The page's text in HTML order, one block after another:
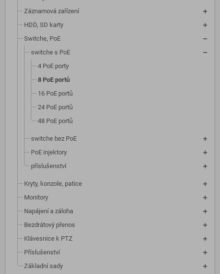
Záznamová zařízení
HDD, SD karty
Switche, PoE
switche s PoE
4 PoE porty
8 PoE portů
16 PoE portů
24 PoE portů
48 PoE portů
switche bez PoE
PoE injektory
příslušenství
Kryty, konzole, patice
Monitory
Napájení a záloha
Bezdrátový přenos
Klávesnice k PTZ
Příslušenství
Základní sady